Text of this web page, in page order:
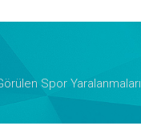
Spor Yaralanmaları